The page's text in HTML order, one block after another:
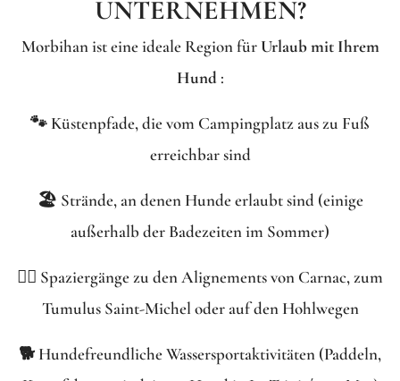
UNTERNEHMEN?
Morbihan ist eine ideale Region für Urlaub mit Ihrem
Hund :
🐾 Küstenpfade, die vom Campingplatz aus zu Fuß
erreichbar sind
🏖️ Strände, an denen Hunde erlaubt sind (einige
außerhalb der Badezeiten im Sommer)
🚶‍♂️ Spaziergänge zu den Alignements von Carnac, zum
Tumulus Saint-Michel oder auf den Hohlwegen
🐕 Hundefreundliche Wassersportaktivitäten (Paddeln,